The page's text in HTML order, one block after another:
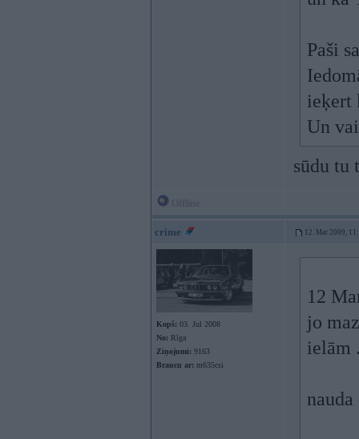
Paši
ieķert
Un
sūdu tu
crime 12. Mar 2009,
Kopš: 03. Jul 2008
No: Rīga
Ziņojumi: 9163
Braucu ar: m635csi
12
jo
ielām